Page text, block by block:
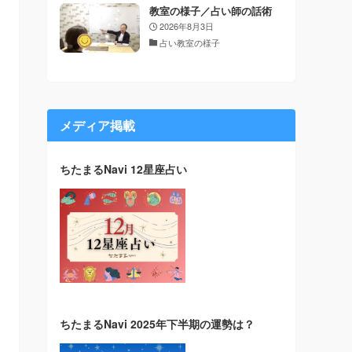
教室の様子／占い師の話術
2026年8月3日
占い教室の様子
メディア掲載
ちたまるNavi 12星座占い
ちたまるNavi 2025年下半期の運勢は？